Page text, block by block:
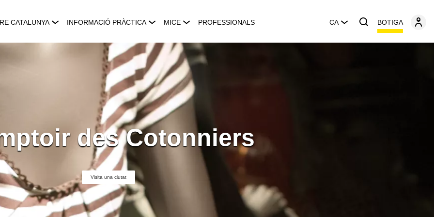
CATALUNYA INFORMACIÓ PRÀCTICA MICE PROFESSIONALS CA BOTIGA
des Cotonniers
Visita una ciutat